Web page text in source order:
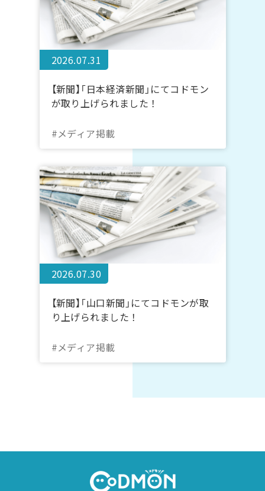
2026.07.31
【新聞】「日本経済新聞」にてコドモン
が取り上げられました！
#メディア掲載
2026.07.30
【新聞】「山口新聞」にてコドモンが取
り上げられました！
#メディア掲載